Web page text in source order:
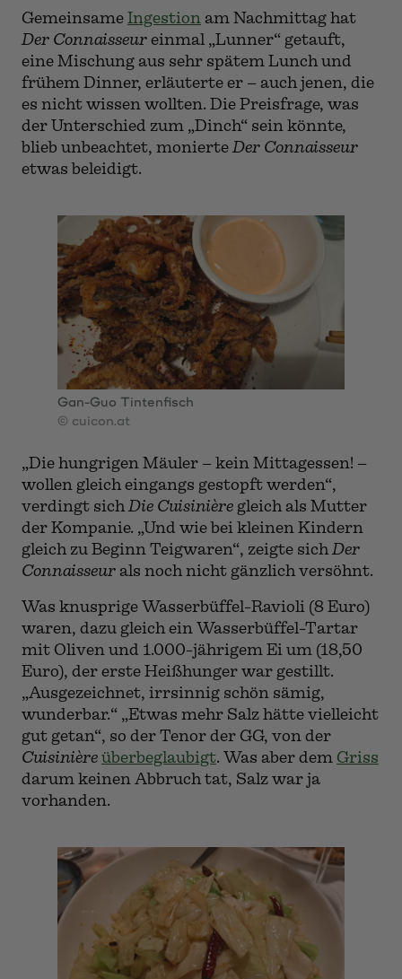
Gemeinsame Ingestion am Nachmittag hat
Der Connaisseur einmal „Lunner“ getauft,
eine Mischung aus sehr spätem Lunch und
frühem Dinner, erläuterte er – auch jenen, die
es nicht wissen wollten. Die Preisfrage, was
der Unterschied zum „Dinch“ sein könnte,
blieb unbeachtet, monierteDer Connaisseur
etwas beleidigt.
Gan-Guo Tintenfisch
© cuicon.at
„Die hungrigen Mäuler – kein Mittagessen! –
wollen gleich eingangs gestopft werden“,
verdingt sich Die Cuisinière gleich als Mutter
der Kompanie. „Und wie bei kleinen Kindern
gleich zu Beginn Teigwaren“, zeigte sich Der
Connaisseur als noch nicht gänzlich versöhnt.
Was knusprige Wasserbüffel-Ravioli (8 Euro)
waren, dazu gleich ein Wasserbüffel-Tartar
mit Oliven und 1.000-jährigem Ei um (18,50
Euro), der erste Heißhunger war gestillt.
„Ausgezeichnet, irrsinnig schön sämig,
wunderbar.“ „Etwas mehr Salz hätte vielleicht
gut getan“, so der Tenor der GG, von der
Cuisinière überbeglaubigt. Was aber dem Griss
darum keinen Abbruch tat, Salz war ja
vorhanden.